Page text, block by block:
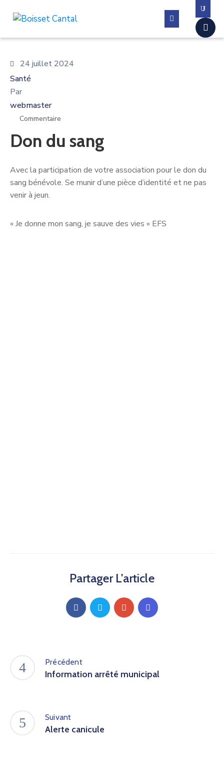
commune
Vivre
Démarches
administratives
Contactez-
nous
24 juillet 2024
Santé
Par
webmaster
Commentaire
Don du sang
Avec la participation de votre association pour le don du
sang bénévole. Se munir d’une pièce d’identité et ne pas
venir à jeun.
« Je donne mon sang, je sauve des vies » EFS
Partager L'article
Précédent
Information arrêté municipal
Suivant
Alerte canicule